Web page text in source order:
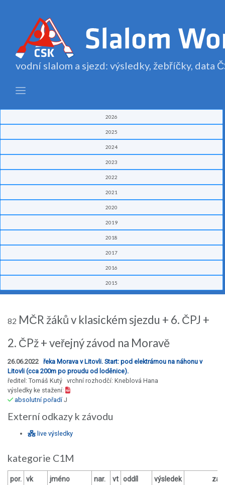
vodní slalom a sjezd: výsledky, žebříčky, data
2026
2025
2024
2023
2022
2021
2020
2019
2018
2017
2016
2015
82 MČR žáků v klasickém sjezdu + 6. ČPJ +
2. ČPž + veřejný závod na Moravě
26.06.2022 řeka Morava v Litovli. Start: pod elektrárnou na náhonu v
Litovli (cca 200m po proudu od loděnice).
ředitel: Tomáš Kutý vrchní rozhodčí: Kneblová Hana
výsledky ke stažení:
absolutní pořadíJ
Externí odkazy k závodu
live výsledky
kategorie C1M
por. vk jméno nar. vt oddíl výsledek
za